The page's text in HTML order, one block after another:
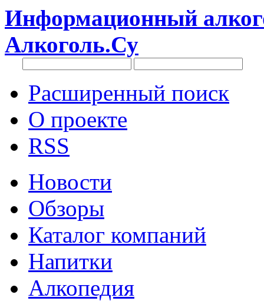
Информационный
Алкоголь.Су
Расширенный поиск
О проекте
RSS
Новости
Обзоры
Каталог компаний
Напитки
Алкопедия